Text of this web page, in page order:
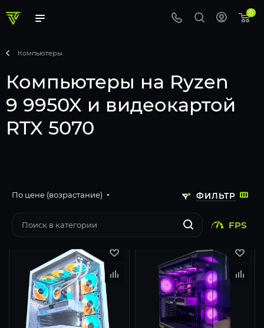
0
Компьютеры
Компьютеры на Ryzen
9 9950X и видеокартой
RTX 5070
ФИЛЬТР
По цене (возрастание)
FPS